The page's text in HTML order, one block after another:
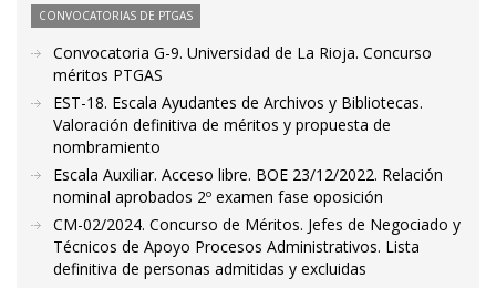
CONVOCATORIAS DE PTGAS
Convocatoria G-9. Universidad de La Rioja. Concurso
méritos PTGAS
EST-18. Escala Ayudantes de Archivos y Bibliotecas.
Valoración definitiva de méritos y propuesta de
nombramiento
Escala Auxiliar. Acceso libre. BOE 23/12/2022. Relación
nominal aprobados 2º examen fase oposición
CM-02/2024. Concurso de Méritos. Jefes de Negociado y
Técnicos de Apoyo Procesos Administrativos. Lista
definitiva de personas admitidas y excluidas